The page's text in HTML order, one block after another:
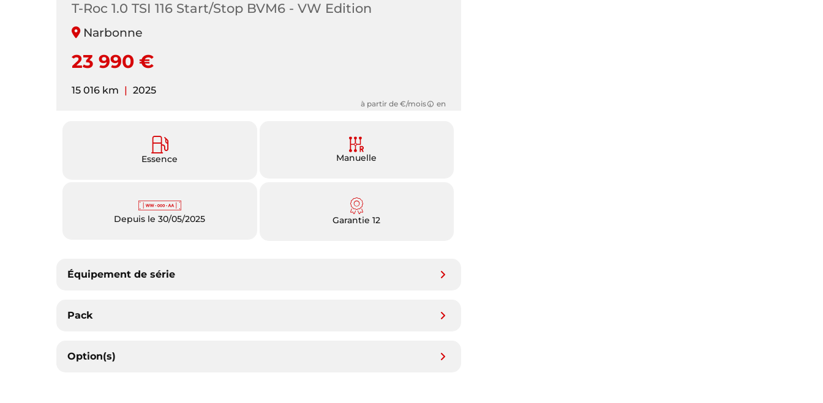
T-Roc 1.0 TSI 116 Start/Stop BVM6 - VW Edition
Narbonne
23 990 €
15 016 km | 2025
à partir de €/mois en
Essence Manuelle
Depuis le 30/05/2025 Garantie 12
Équipement de série
Pack
Option(s)